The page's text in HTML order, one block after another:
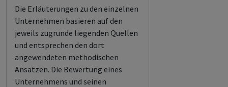
Die Erläuterungen zu den einzelnen
Unternehmen basieren auf den
jeweils zugrunde liegenden Quellen
und entsprechen den dort
angewendeten methodischen
Ansätzen. Die Bewertung eines
Unternehmens und seinen